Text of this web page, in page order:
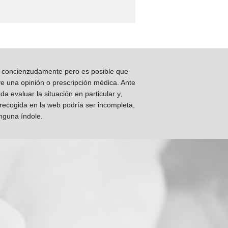
pero es posible que
una opinión o prescripción médica. Ante
evaluar la situación en particular y,
en la web podría ser incompleta,
índole.